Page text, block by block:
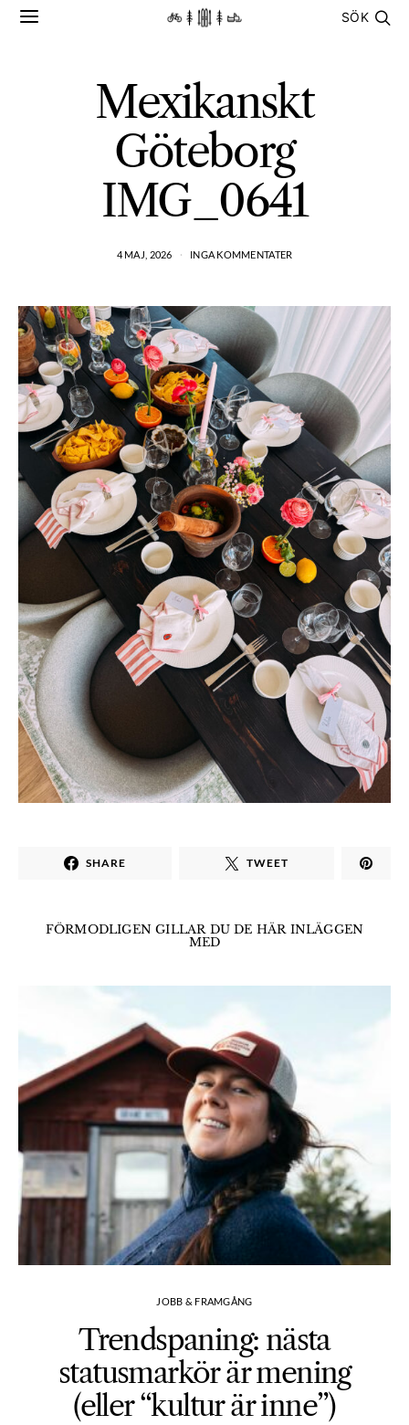
SÖK
Mexikanskt
Göteborg
IMG_0641
4 MAJ, 2026 INGA KOMMENTATER
SHARE TWEET
FÖRMODLIGEN GILLAR DU DE HÄR INLÄGGEN
MED
JOBB & FRAMGÅNG
Trendspaning: nästa
statusmarkör är mening
(eller “kultur är inne”)